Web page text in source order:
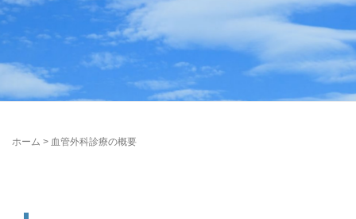
ホーム > 血管外科診療の概要